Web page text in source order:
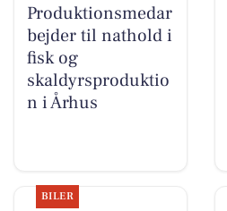
Produktionsmedar
bejder til nathold i
fisk og
skaldyrsproduktio
n i Århus
BILER